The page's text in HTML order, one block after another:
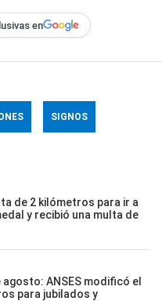
en
SIGNOS
de 2 kilómetros para ir a
y recibió una multa de
ANSES modificó el
para jubilados y